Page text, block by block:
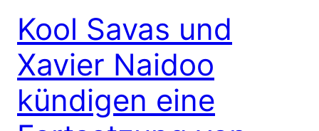
Kool Savas und
Xavier Naidoo
kündigen eine